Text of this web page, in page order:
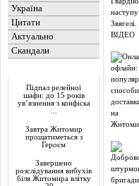
Україна
Цитати
Актуально
Скандали
Підпал релейної
шафи: до 15 років
ув’язнення з конфіска
Завтра Житомир
прощатиметься з
Героєм
Завершено
розслідування вибухів
біля Житомира влітку